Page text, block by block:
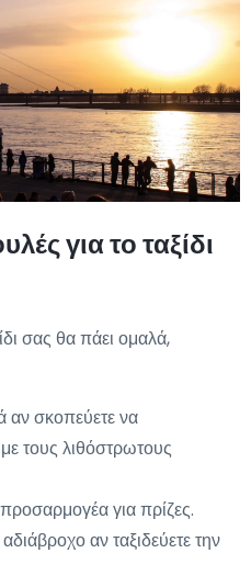
για το ταξίδι
σας θα πάει ομαλά,
αν σκοπεύετε να
τους λιθόστρωτους
για πρίζες.
αν ταξιδεύετε την